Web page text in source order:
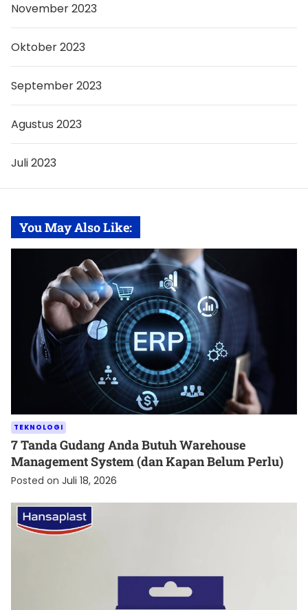
November 2023
Oktober 2023
September 2023
Agustus 2023
Juli 2023
You May Also Like:
TEKNOLOGI
7 Tanda Gudang Anda Butuh Warehouse
Management System (dan Kapan Belum Perlu)
Posted on Juli 18, 2026